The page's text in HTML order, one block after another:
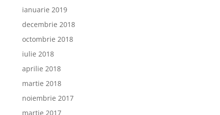
ianuarie 2019
decembrie 2018
octombrie 2018
iulie 2018
aprilie 2018
martie 2018
noiembrie 2017
martie 2017